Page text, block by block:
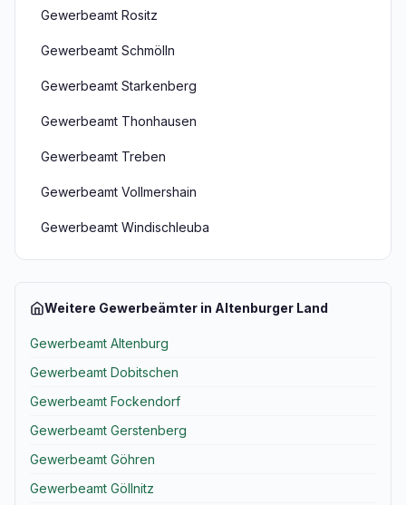
Gewerbeamt Rositz
Gewerbeamt Schmölln
Gewerbeamt Starkenberg
Gewerbeamt Thonhausen
Gewerbeamt Treben
Gewerbeamt Vollmershain
Gewerbeamt Windischleuba
Weitere Gewerbeämter in Altenburger Land
Gewerbeamt Altenburg
Gewerbeamt Dobitschen
Gewerbeamt Fockendorf
Gewerbeamt Gerstenberg
Gewerbeamt Göhren
Gewerbeamt Göllnitz